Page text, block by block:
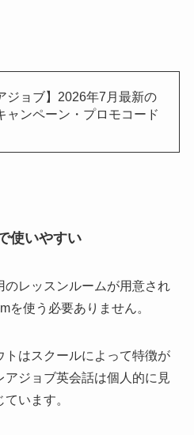
ジョブ】2026年7月最新の
ャンペーン・プロモコード
使いやすい
のレッスンルームが用意され
を使う必要ありません。
トはスクールによって特徴が
ジョブ英会話は個人的に見
います。